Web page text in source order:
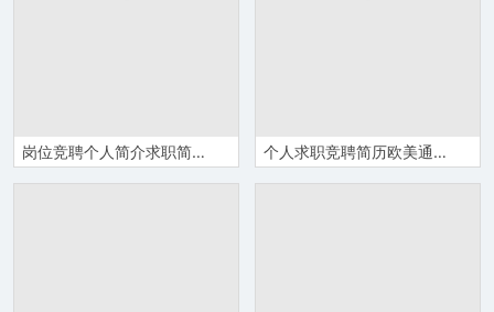
岗位竞聘个人简介求职简历PPT模板 个人求职竞聘简历欧美通用PPT模板